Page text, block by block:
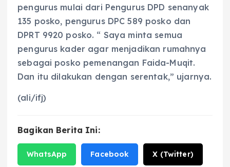
pengurus mulai dari Pengurus DPD senanyak
135 posko, pengurus DPC 589 posko dan
DPRT 9920 posko. “ Saya minta semua
pengurus kader agar menjadikan rumahnya
sebagai posko pemenangan Faida-Muqit.
Dan itu dilakukan dengan serentak,” ujarnya.
(ali/ifj)
Bagikan Berita Ini:
WhatsApp Facebook X (Twitter)